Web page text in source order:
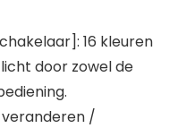
16 kleuren
door zowel de
veranderen /